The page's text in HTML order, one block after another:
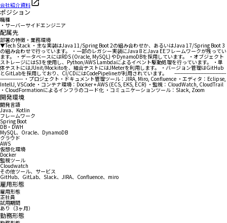
会社紹介資料
ポジション
職種
・サーバーサイドエンジニア
配属先
部署の特徴・業務環境
▼Tech Stack ・主な実装はJava 11/Spring Boot 2の組み合わせか、あるいはJava 17/Spring Boot 3
の組み合わせで行っています。 ・一部のレガシー実装にJava 8とJava EEフレームワークが残ってい
ます。 ・データベースにはRDS (Oracle, MySQL) やDynamoDBを採用しています。 ・オブジェクト
ストレージにはS3を使用し、Python/AWS Lambdaによるイベント駆動処理を行っています。 ・単
体テストにはJUnit/Mockitoを、結合テストにはJMeterを利用します。 ・バージョン管理はGitHub
とGitLabを採用しており、CI/CDにはCodePipelineが利用されています。 ----------------------------------
--------------- ・プロジェクト・ドキュメント管理ツール：JIRA, Miro, Confluence ・エディタ：Eclipse,
IntellJ, VSCode ・コンテナ環境：Docker + AWS (ECS, EKS, ECR) ・監視：CloudWatch, CloudTrail
・CloudFormationによるインフラのコード化 ・コミュニケーションツール：Slack, Zoom
開発環境
開発言語
Java、Kotlin
フレームワーク
Spring Boot
DB・DWH
MySQL、Oracle、DynamoDB
クラウド
AWS
仮想化環境
Docker
監視ツール
Cloudwatch
その他ツール、サービス
GitHub、GitLab、Slack、JIRA、Confluence、miro
雇用形態
雇用形態
正社員
試用期間
あり（3ヶ月）
勤務形態